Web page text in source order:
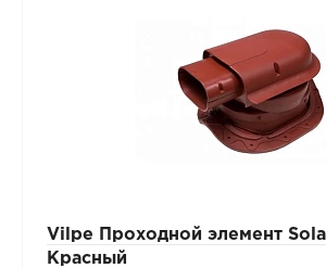
Vilpe Проходной элемент
Красный